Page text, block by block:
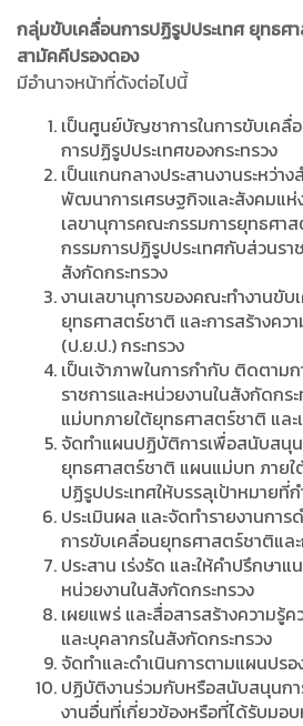
กลุ่มขับเคลื่อนการปฏิรูปประเทศ ยุทธศ
สามัคคีปรองดอง
มีอำนาจหน้าที่ดังต่อไปนี้
เป็นศูนย์บัญชาการในการขับเคลื่
การปฏิรูปประเทศของกระทรวง
เป็นแกนกลางประสานงานระหว่า
พัฒนาการเศรษฐกิจและสังคมแห่
เลขานุการคณะกรรมการยุทธศา
กรรมการปฏิรูปประเทศกับส่วนรา
สังกัดกระทรวง
งานเลขานุการของคณะทำงานขับ
ยุทธศาสตร์ชาติ และการสร้างคว
(ป.ย.ป.) กระทรวง
เป็นเจ้าภาพในการกำกับ ติดตาม
ราชการและหน่วยงานในสังกัดกร
แม่บทภายใต้ยุทธศาสตร์ชาติ แล
จัดทำแผนปฏิบัติการเพื่อสนับสนุ
ยุทธศาสตร์ชาติ แผนแม่บท ภาย
ปฏิรูปประเทศให้บรรลุเป้าหมายที่
ประเมินผล และจัดทำรายงานการ
การขับเคลื่อนยุทธศาสตร์ชาติแล
ประสาน เร่งรัด และให้คำปรึกษาแ
หน่วยงานในสังกัดกระทรวง
เผยแพร่ และสื่อสารสร้างความรู้ค
และบุคลากรในสังกัดกระทรวง
จัดทำและดำเนินการตามแผนปรอ
ปฏิบัติงานร่วมกับหรือสนับสนุนก
งานอื่นที่เกี่ยวข้องหรือที่ได้รับมอ